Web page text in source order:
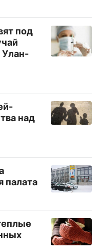
под
Улан-
над
палата